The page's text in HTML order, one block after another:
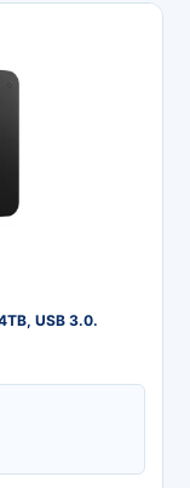
USB 3.0.